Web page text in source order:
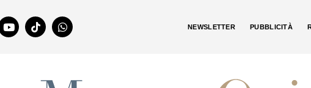
NEWSLETTER PUBBLICITÀ